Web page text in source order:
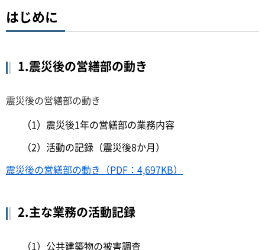
はじめに
1.震災後の営繕部の動き
震災後の営繕部の動き
（1）震災後1年の営繕部の業務内容
（2）活動の記録（震災後8か月）
震災後の営繕部の動き（PDF：4,697KB）
2.主な業務の活動記録
（1）公共建築物の被害調査